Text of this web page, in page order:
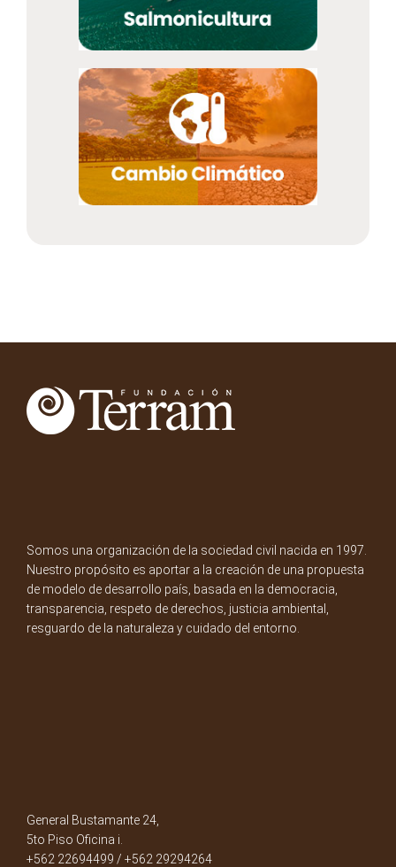
Somos una organización de la sociedad civil nacida en 1997.
Nuestro propósito es aportar a la creación de una propuesta
de modelo de desarrollo país, basada en la democracia,
transparencia, respeto de derechos, justicia ambiental,
resguardo de la naturaleza y cuidado del entorno.
General Bustamante 24,
5to Piso Oficina i.
+562 22694499 / +562 29294264